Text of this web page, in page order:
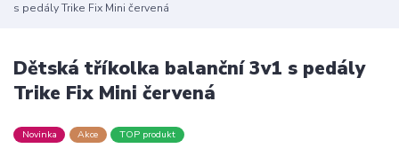
s pedály Trike Fix Mini červená
Dětská tříkolka balanční 3v1 s pedály
Trike Fix Mini červená
Novinka Akce TOP produkt